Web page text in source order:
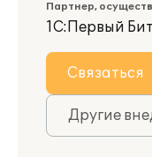
Партнер,
1С:Первый
Связаться
Другие